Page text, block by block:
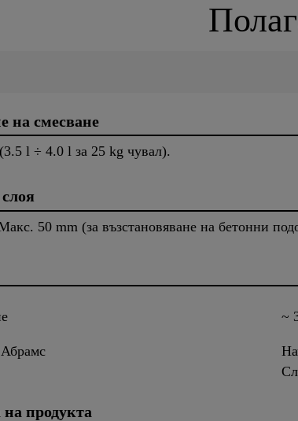
на смесване
l ÷ 4.0 l за 25 kg чувал).
50 mm (за възстановяване на бетонни
~
продукта